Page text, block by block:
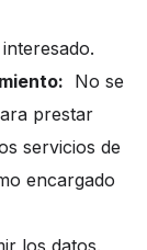
No se
prestar
servicios de
encargado
los datos.